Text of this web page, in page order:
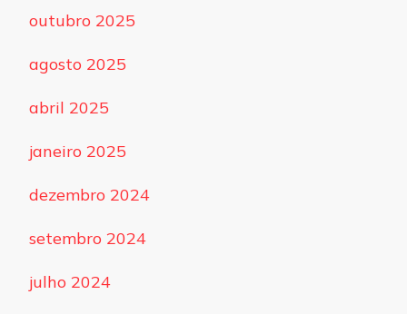
outubro 2025
agosto 2025
abril 2025
janeiro 2025
dezembro 2024
setembro 2024
julho 2024